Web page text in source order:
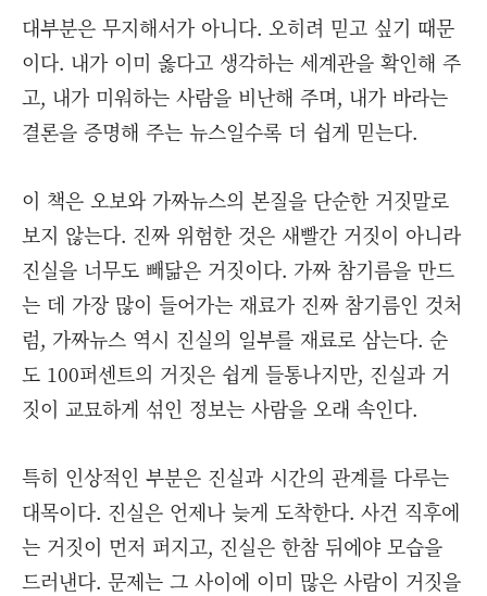
대부분은 무지해서가 아니다. 오히려 믿고 싶기 때문
이다. 내가 이미 옳다고 생각하는 세계관을 확인해 주
고, 내가 미워하는 사람을 비난해 주며, 내가 바라는
결론을 증명해 주는 뉴스일수록 더 쉽게 믿는다.
이 책은 오보와 가짜뉴스의 본질을 단순한 거짓말로
보지 않는다. 진짜 위험한 것은 새빨간 거짓이 아니라
진실을 너무도 빼닮은 거짓이다. 가짜 참기름을 만드
는 데 가장 많이 들어가는 재료가 진짜 참기름인 것처
럼, 가짜뉴스 역시 진실의 일부를 재료로 삼는다. 순
도 100퍼센트의 거짓은 쉽게 들통나지만, 진실과 거
짓이 교묘하게 섞인 정보는 사람을 오래 속인다.
특히 인상적인 부분은 진실과 시간의 관계를 다루는
대목이다. 진실은 언제나 늦게 도착한다. 사건 직후에
는 거짓이 먼저 퍼지고, 진실은 한참 뒤에야 모습을
드러낸다. 문제는 그 사이에 이미 많은 사람이 거짓을